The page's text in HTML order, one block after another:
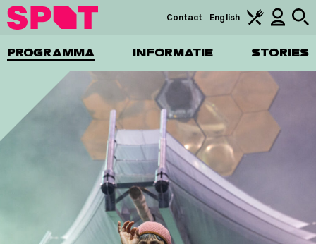
PROGRAMMA INFORMATIE STORIES
Contact English